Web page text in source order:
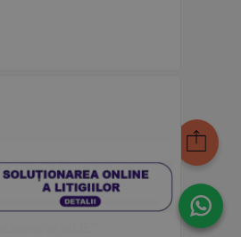
Uniunii Europene sau a